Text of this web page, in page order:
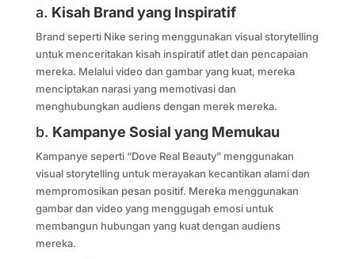
a. Kisah Brand yang Inspiratif
Brand seperti Nike sering menggunakan visual storytelling
untuk menceritakan kisah inspiratif atlet dan pencapaian
mereka. Melalui video dan gambar yang kuat, mereka
menciptakan narasi yang memotivasi dan
menghubungkan audiens dengan merek mereka.
b. Kampanye Sosial yang Memukau
Kampanye seperti “Dove Real Beauty” menggunakan
visual storytelling untuk merayakan kecantikan alami dan
mempromosikan pesan positif. Mereka menggunakan
gambar dan video yang menggugah emosi untuk
membangun hubungan yang kuat dengan audiens
mereka.